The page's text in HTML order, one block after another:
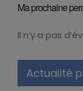
Ma prochaine
Notice
Il n’y a pas
Actualité